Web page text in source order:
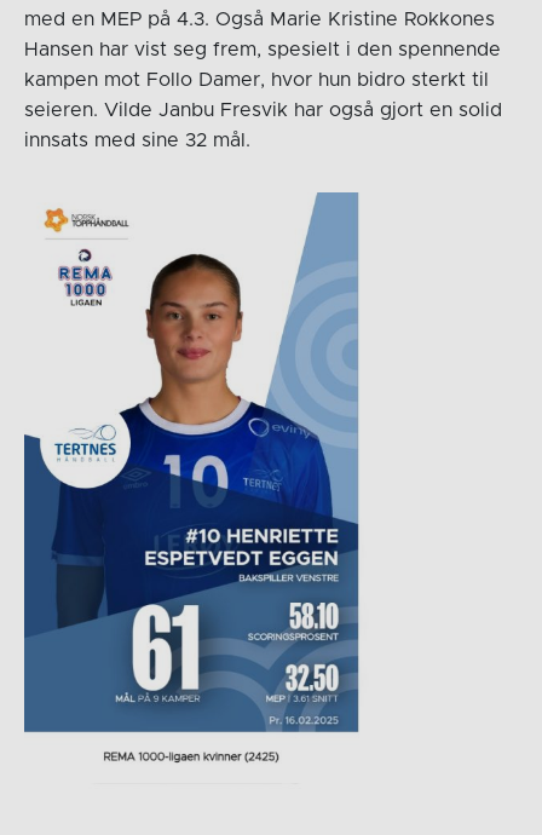
med en MEP på 4.3. Også Marie Kristine Rokkones
Hansen har vist seg frem, spesielt i den spennende
kampen mot Follo Damer, hvor hun bidro sterkt til
seieren. Vilde Janbu Fresvik har også gjort en solid
innsats med sine 32 mål.